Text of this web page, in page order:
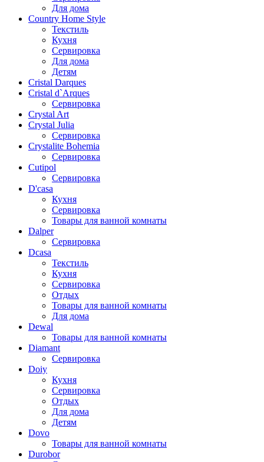
Для дома
Country Home Style
Текстиль
Кухня
Сервировка
Для дома
Детям
Cristal Darques
Cristal d`Arques
Сервировка
Crystal Art
Crystal Julia
Сервировка
Crystalite Bohemia
Сервировка
Cutipol
Сервировка
D'casa
Кухня
Сервировка
Товары для ванной комнаты
Dalper
Сервировка
Dcasa
Текстиль
Кухня
Сервировка
Отдых
Товары для ванной комнаты
Для дома
Dewal
Товары для ванной комнаты
Diamant
Сервировка
Doiy
Кухня
Сервировка
Отдых
Для дома
Детям
Dovo
Товары для ванной комнаты
Durobor